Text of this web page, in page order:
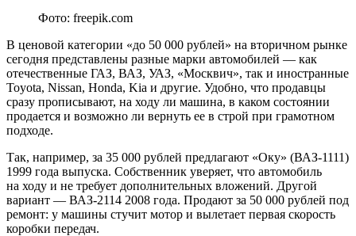
Фото: freepik.com
В ценовой категории «до 50 000 рублей» на вторичном рынке
сегодня представлены разные марки автомобилей — как
отечественные ГАЗ, ВАЗ, УАЗ, «Москвич», так и иностранные
Toyota, Nissan, Honda, Kia и другие. Удобно, что продавцы
сразу прописывают, на ходу ли машина, в каком состоянии
продается и возможно ли вернуть ее в строй при грамотном
подходе.
Так, например, за 35 000 рублей предлагают «Оку» (ВАЗ-1111)
1999 года выпуска. Собственник уверяет, что автомобиль
на ходу и не требует дополнительных вложений. Другой
вариант — ВАЗ-2114 2008 года. Продают за 50 000 рублей под
ремонт: у машины стучит мотор и вылетает первая скорость
коробки передач.